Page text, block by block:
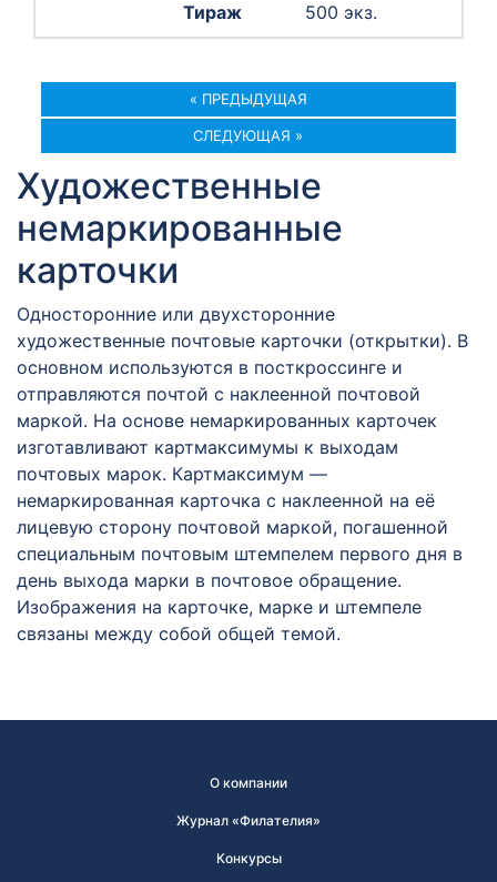
500 экз.
« ПРЕДЫДУЩАЯ
СЛЕДУЮЩАЯ »
Художественные
немаркированные
карточки
Односторонние или двухсторонние
художественные почтовые карточки (открытки). В
основном используются в посткроссинге и
отправляются почтой с наклеенной почтовой
маркой. На основе немаркированных карточек
изготавливают картмаксимумы к выходам
почтовых марок. Картмаксимум —
немаркированная карточка с наклеенной на её
лицевую сторону почтовой маркой, погашенной
специальным почтовым штемпелем первого дня в
день выхода марки в почтовое обращение.
Изображения на карточке, марке и штемпеле
связаны между собой общей темой.
О компании
Журнал «Филателия»
Конкурсы